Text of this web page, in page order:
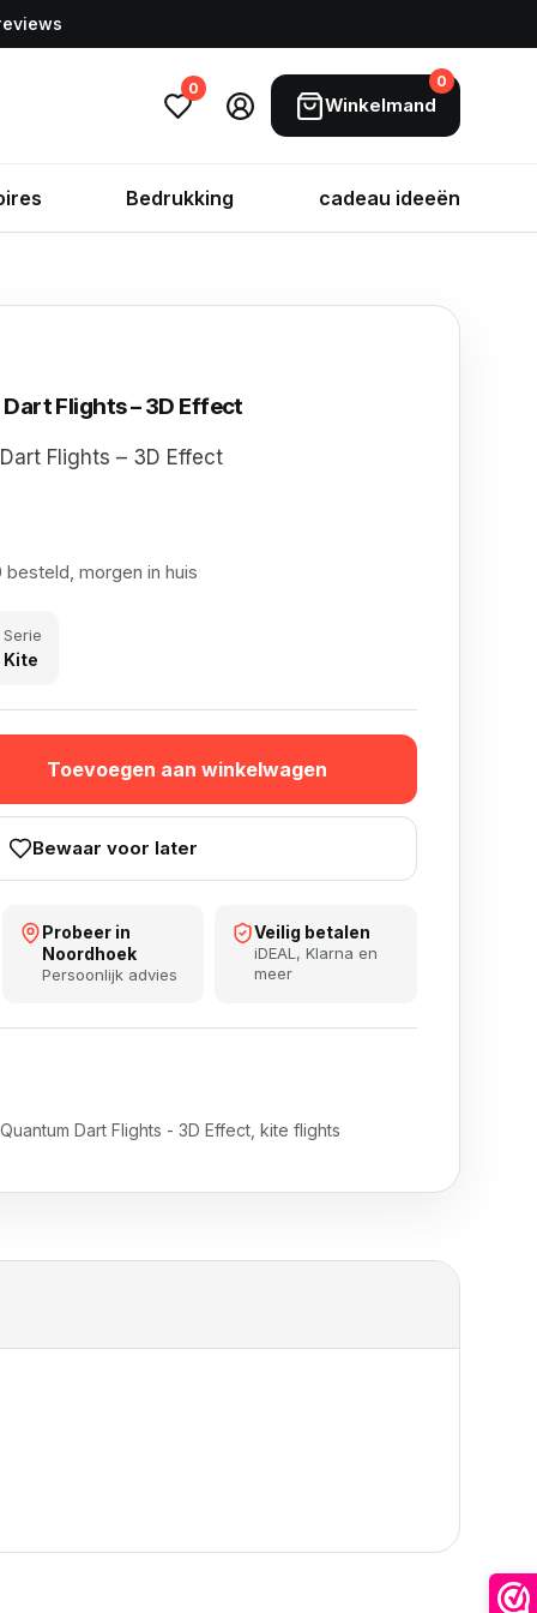
0 0
Winkelmand
Bedrukking cadeau ideeën
Dart Flights – 3D Effect
Flights – 3D Effect
besteld, morgen in huis
Serie
Kite
Toevoegen aan winkelwagen
Bewaar voor later
Probeer in
Noordhoek
Persoonlijk advies
Veilig betalen
iDEAL, Klarna en
meer
Dart Flights - 3D Effect ,kite flights